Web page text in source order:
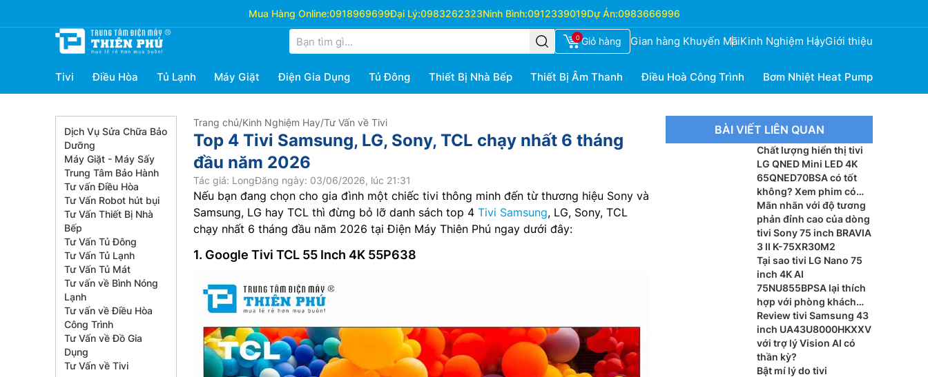
Mua Hàng Online:0918969699Đại Lý:0983262323Ninh Bình:0912339019Dự Án:0983666996
0 Giỏ hàng Gian hàng Khuyến MãiKinh Nghiệm HayGiới thiệu
Tivi Điều Hòa Tủ Lạnh Máy Giặt Điện Gia Dụng Tủ Đông Thiết Bị Nhà Bếp Thiết Bị Âm Thanh Điều Hoà Công Trình Bơm Nhiệt Heat Pump
Dịch Vụ Sửa Chữa Bảo
Dưỡng
Máy Giặt - Máy Sấy
Trung Tâm Bảo Hành
Tư vấn Điều Hòa
Tư Vấn Robot hút bụi
Tư Vấn Thiết Bị Nhà
Bếp
Tư Vấn Tủ Đông
Tư Vấn Tủ Lạnh
Tư Vấn Tủ Mát
Tư vấn về Bình Nóng
Lạnh
Tư vấn về Điều Hòa
Công Trình
Tư Vấn về Đồ Gia
Dụng
Tư Vấn về Tivi
Trang chủ/Kinh Nghiệm Hay/Tư Vấn về Tivi
Top 4 Tivi Samsung, LG, Sony, TCL chạy nhất 6 tháng
đầu năm 2026
Tác giả: LongĐăng ngày: 03/06/2026, lúc 21:31
Nếu bạn đang chọn cho gia đình một chiếc tivi thông minh đến từ thương hiệu Sony và
Samsung, LG hay TCL thì đừng bỏ lỡ danh sách top 4 Tivi Samsung, LG, Sony, TCL
chạy nhất 6 tháng đầu năm 2026 tại Điện Máy Thiên Phú ngay dưới đây:
1. Google Tivi TCL 55 Inch 4K 55P638
BÀI VIẾT LIÊN QUAN
Chất lượng hiển thị tivi
LG QNED Mini LED 4K
65QNED70BSA có tốt
không? Xem phim có
sắc nét?
Mãn nhãn với độ tương
phản đỉnh cao của dòng
tivi Sony 75 inch BRAVIA
3 II K-75XR30M2
Tại sao tivi LG Nano 75
inch 4K AI
75NU855BPSA lại thích
hợp với phòng khách
lớn?
Review tivi Samsung 43
inch UA43U8000HKXXV
với trợ lý Vision AI có
thần kỳ?
Bật mí lý do tivi